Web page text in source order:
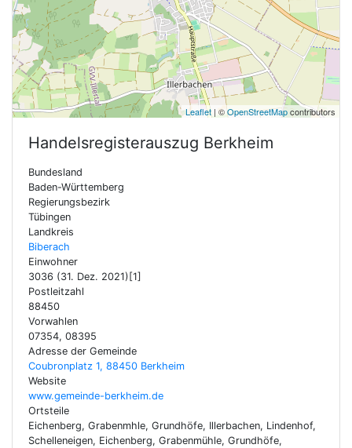
Leaflet | ©OpenStreetMapcontributors
Handelsregisterauszug Berkheim
Bundesland
Baden-Württemberg
Regierungsbezirk
Tübingen
Landkreis
Biberach
Einwohner
3036 (31. Dez. 2021)[1]
Postleitzahl
88450
Vorwahlen
07354, 08395
Adresse der Gemeinde
Coubronplatz 1, 88450 Berkheim
Website
www.gemeinde-berkheim.de
Ortsteile
Eichenberg, Grabenmhle, Grundhöfe, Illerbachen, Lindenhof,
Schelleneigen, Eichenberg, Grabenmühle, Grundhöfe,